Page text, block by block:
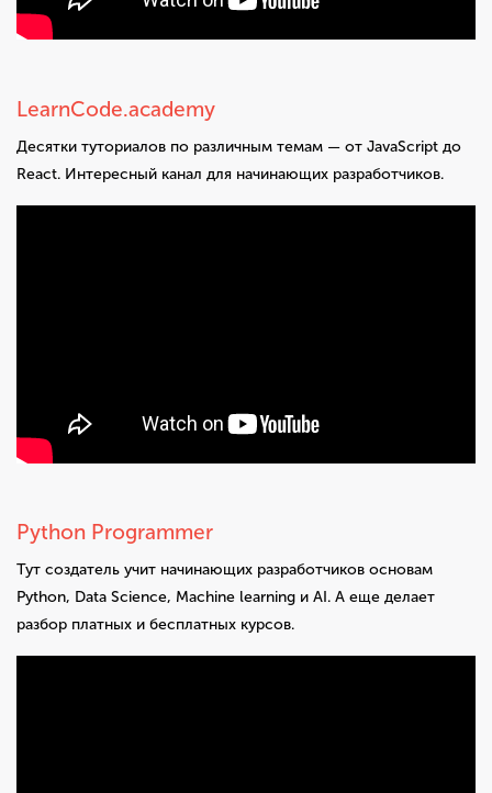
LearnCode.academy
Десятки туториалов по различным темам — от JavaScript до
React. Интересный канал для начинающих разработчиков.
Python Programmer
Тут создатель учит начинающих разработчиков основам
Python, Data Science, Machine learning и AI. А еще делает
разбор платных и бесплатных курсов.